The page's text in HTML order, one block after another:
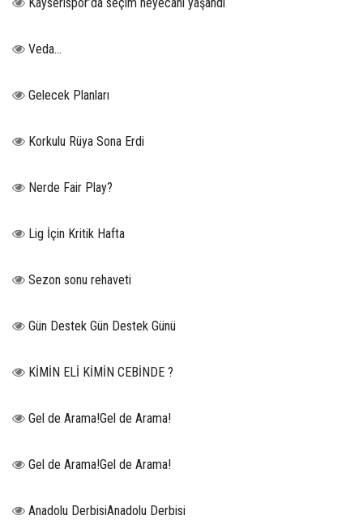
Kayserispor’da seçim heyecanı yaşandı
Veda…
Gelecek Planları
Korkulu Rüya Sona Erdi
Nerde Fair Play?
Lig İçin Kritik Hafta
Sezon sonu rehaveti
Gün Destek Gün Destek Günü
KİMİN ELİ KİMİN CEBİNDE ?
Gel de Arama!Gel de Arama!
Gel de Arama!Gel de Arama!
Anadolu DerbisiAnadolu Derbisi